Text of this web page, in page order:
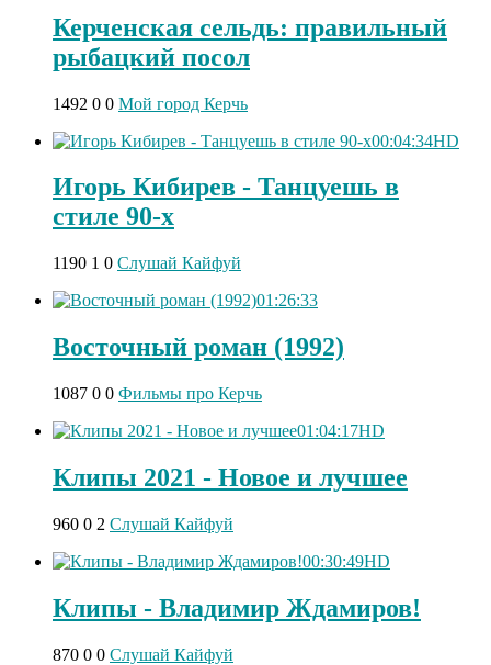
Керченская сельдь: правильный
рыбацкий посол
1492 0 0 Мой город Керчь
00:04:34HD
Игорь Кибирев - Танцуешь в
стиле 90-х
1190 1 0 Слушай Кайфуй
01:26:33
Восточный роман (1992)
1087 0 0 Фильмы про Керчь
01:04:17HD
Клипы 2021 - Новое и лучшее
960 0 2 Слушай Кайфуй
00:30:49HD
Клипы - Владимир Ждамиров!
870 0 0 Слушай Кайфуй